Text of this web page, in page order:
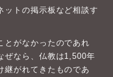
ットの掲示板など相談す
とがなかったのであれ
ぜなら、仏教は1,500年
継がれてきたものであ